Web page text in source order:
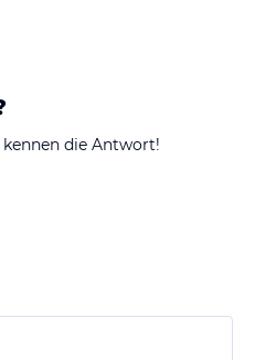
kennen die Antwort!